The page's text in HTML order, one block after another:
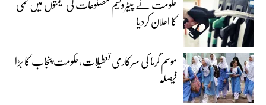
کا اعلان کردیا
موسم گرما کی سرکاری تعطیلات،حکومت پنجاب کا بڑا
فیصلہ